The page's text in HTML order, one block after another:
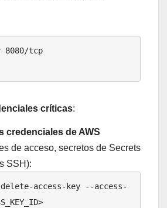
críticas:
credenciales de AWS
de acceso, secretos de Secrets
SSH):